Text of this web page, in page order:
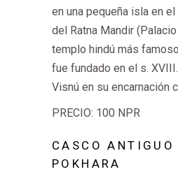
en una pequeña isla en
del Ratna Mandir
templo hindú más
fue fundado en el s.
Visnú en su encarnación
PRECIO: 100 NPR
CASCO ANTIGUO
POKHARA